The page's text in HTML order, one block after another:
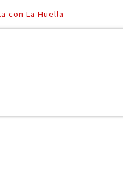
con La Huella